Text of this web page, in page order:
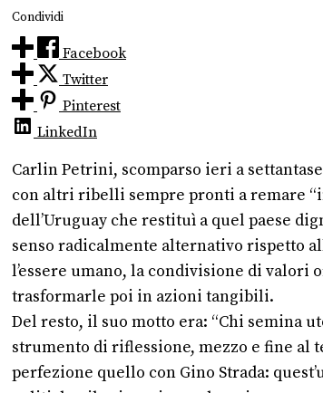
Condividi
Facebook
Twitter
Pinterest
LinkedIn
Carlin Petrini, scomparso ieri a
con altri ribelli sempre pronti a remare
dell’Uruguay che restituì a quel paese
senso radicalmente alternativo rispetto
l’essere umano, la condivisione di
trasformarle poi in azioni tangibili.
Del resto, il suo motto era: “Chi semina
strumento di riflessione, mezzo e fine al
perfezione quello con Gino Strada: